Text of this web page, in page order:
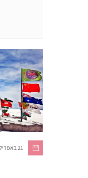
21 באפריל 2020